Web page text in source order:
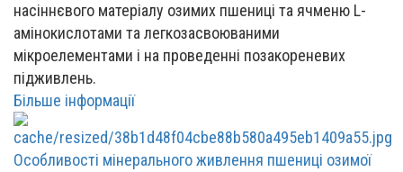
насіннєвого матеріалу озимих пшениці та ячменю L-
амінокислотами та легкозасвоюваними
мікроелементами і на проведенні позакореневих
підживлень.
Більше інформації
Особливості мінерального живлення пшениці озимої